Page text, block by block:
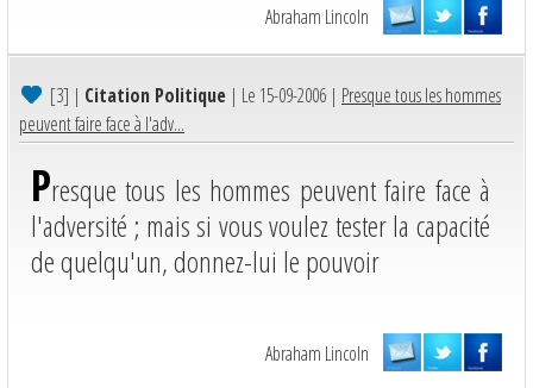
Abraham Lincoln
[3] | Citation Politique | Le 15-09-2006 | Presque tous les hommes
peuvent faire face à l'adv...
Presque tous les hommes peuvent faire face à
l'adversité ; mais si vous voulez tester la capacité
de quelqu'un, donnez-lui le pouvoir
Abraham Lincoln